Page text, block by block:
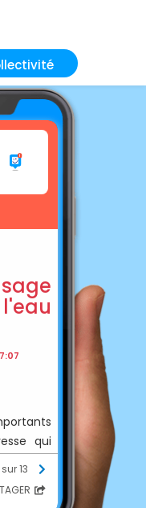
qui
ce qui
une
sur 13